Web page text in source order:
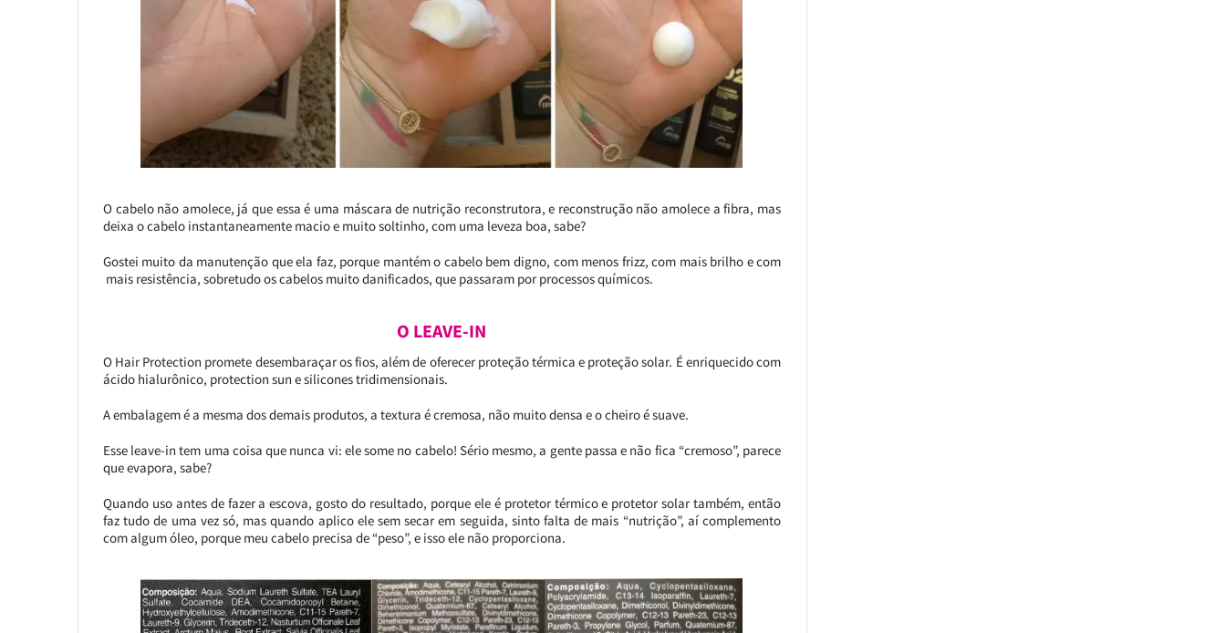
O cabelo não amolece, já que essa é uma máscara de nutrição reconstrutora, e reconstrução não amolece a fibra, mas
deixa o cabelo instantaneamente macio e muito soltinho, com uma leveza boa, sabe?
Gostei muito da manutenção que ela faz, porque mantém o cabelo bem digno, com menos frizz, com mais brilho e com
mais resistência, sobretudo os cabelos muito danificados, que passaram por processos químicos.
O LEAVE-IN
O Hair Protection promete desembaraçar os fios, além de oferecer proteção térmica e proteção solar. É enriquecido com
ácido hialurônico, protection sun e silicones tridimensionais.
A embalagem é a mesma dos demais produtos, a textura é cremosa, não muito densa e o cheiro é suave.
Esse leave-in tem uma coisa que nunca vi: ele some no cabelo! Sério mesmo, a gente passa e não fica “cremoso”, parece
que evapora, sabe?
Quando uso antes de fazer a escova, gosto do resultado, porque ele é protetor térmico e protetor solar também, então
faz tudo de uma vez só, mas quando aplico ele sem secar em seguida, sinto falta de mais “nutrição”, aí complemento
com algum óleo, porque meu cabelo precisa de “peso”, e isso ele não proporciona.